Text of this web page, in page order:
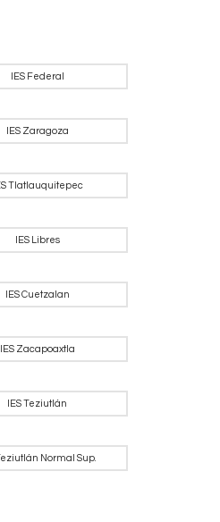
IES Federal
IES Zaragoza
Tlatlauquitepec
IES Libres
IES Cuetzalan
IES Zacapoaxtla
IES Teziutlán
Normal Sup.